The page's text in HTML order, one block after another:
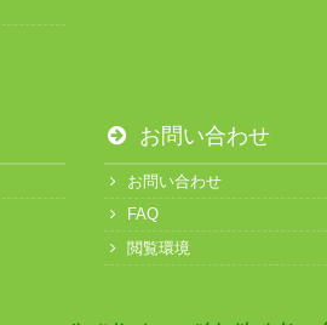
お問い合わせ
お問い合わせ
FAQ
閲覧環境